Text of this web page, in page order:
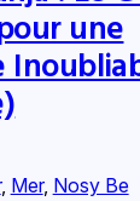
une
, Mer, Nosy Be